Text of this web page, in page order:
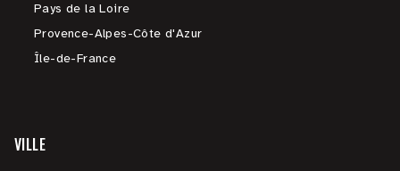
Pays de la Loire
Provence-Alpes-Côte d'Azur
Île-de-France
VILLE